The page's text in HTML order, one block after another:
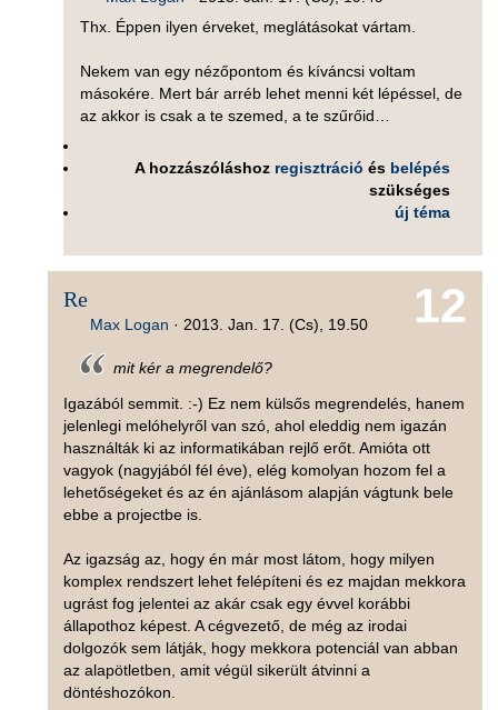
Thx. Éppen ilyen érveket, meglátásokat vártam.
Nekem van egy nézőpontom és kíváncsi voltam
másokére. Mert bár arréb lehet menni két lépéssel, de
az akkor is csak a te szemed, a te szűrőid…
A hozzászóláshoz regisztráció és belépés
szükséges
új téma
12
Re
Max Logan · 2013. Jan. 17. (Cs), 19.50
mit kér a megrendelő?
Igazából semmit. :-) Ez nem külsős megrendelés, hanem
jelenlegi melóhelyről van szó, ahol eleddig nem igazán
használták ki az informatikában rejlő erőt. Amióta ott
vagyok (nagyjából fél éve), elég komolyan hozom fel a
lehetőségeket és az én ajánlásom alapján vágtunk bele
ebbe a projectbe is.
Az igazság az, hogy én már most látom, hogy milyen
komplex rendszert lehet felépíteni és ez majdan mekkora
ugrást fog jelentei az akár csak egy évvel korábbi
állapothoz képest. A cégvezető, de még az irodai
dolgozók sem látják, hogy mekkora potenciál van abban
az alapötletben, amit végül sikerült átvinni a
döntéshozókon.